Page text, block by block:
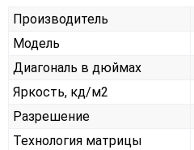
Производитель
Модель
Диагональ в дюймах
Яркость, кд/м2
Разрешение
Технология матрицы